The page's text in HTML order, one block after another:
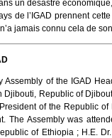
un désastre
de l’IGAD prennent
jamais connu cela de
Assembly of the IGAD
Djibouti, Republic of
of the Republic
The Assembly was
of Ethiopia ; H.E.